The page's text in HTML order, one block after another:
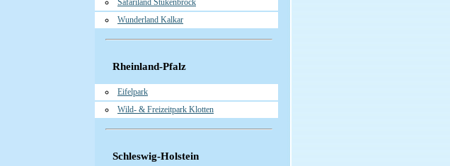
Safariland Stukenbrock
Wunderland Kalkar
Rheinland-Pfalz
Eifelpark
Wild- & Freizeitpark Klotten
Schleswig-Holstein